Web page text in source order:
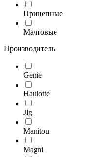
Прицепные
Мачтовые
Производитель
Genie
Haulotte
Jlg
Manitou
Magni